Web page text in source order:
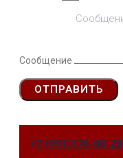
Сообщение
ОТПРАВИТЬ
+7 (991)176-08-28